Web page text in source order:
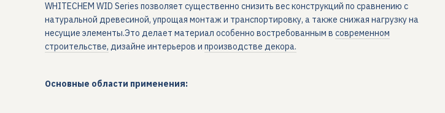
WHITECHEM WID Series позволяет существенно снизить вес конструкций по сравнению с
натуральной древесиной, упрощая монтаж и транспортировку, а также снижая нагрузку на
несущие элементы.Это делает материал особенно востребованным в современном
строительстве, дизайне интерьеров и производстве декора.
Основные области применения: